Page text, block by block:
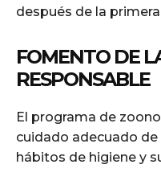
después de la
FOMENTO DE
RESPONSABLE
El programa de
cuidado adecuado
hábitos de higiene y